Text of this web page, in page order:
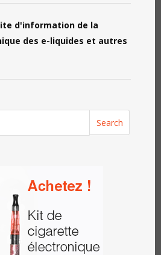
d'information de la
des e-liquides et autres